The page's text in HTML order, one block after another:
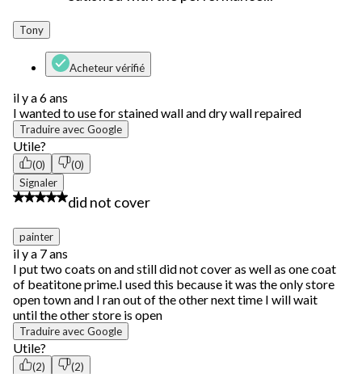
Tony
Acheteur vérifié
il y a 6 ans
I wanted to use for stained wall and dry wall repaired
Traduire avec Google
Utile?
(0)
(0)
Signaler
1 étoile(s) sur 5.
did not cover
painter
il y a 7 ans
I put two coats on and still did not cover as well as one coat
of beatitone prime.I used this because it was the only store
open town and I ran out of the other next time I will wait
until the other store is open
Traduire avec Google
Utile?
(2)
(2)